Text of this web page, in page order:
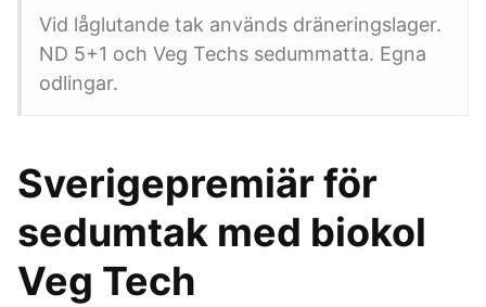
Vid låglutande tak används dräneringslager.
ND 5+1 och Veg Techs sedummatta. Egna
odlingar.
Sverigepremiär för
sedumtak med biokol
Veg Tech